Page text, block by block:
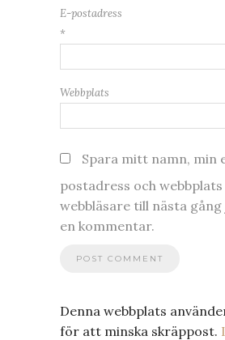
E-postadress
*
Webbplats
Spara mitt namn, min
postadress och
webbläsare till nästa
en kommentar.
Denna webbplats
för att minska skräppost.